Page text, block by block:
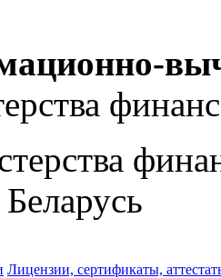
Лицензии, сертификаты,